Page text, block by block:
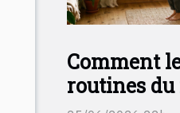
Comment
routines